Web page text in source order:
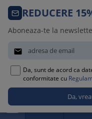
Comanda
 Promotii
REDUCERE
Aboneaza-te la

Da, sunt de acord ca
conformitate cu